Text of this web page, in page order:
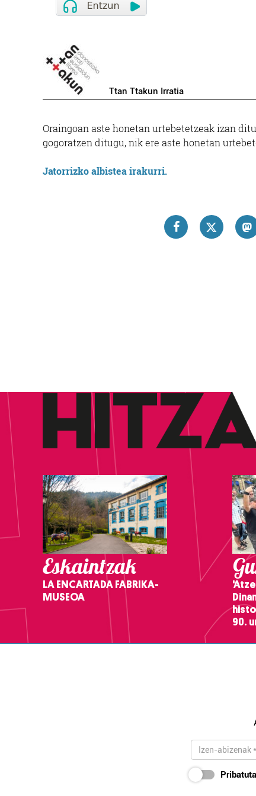
Ttan Ttakun Irratia
Oraingoan aste honetan urtebetetzeak izan
gogoratzen ditugu, nik ere aste honetan
Jatorrizko albistea irakurri.
Eskaintzak
LA ENCARTADA FABRIKA-
MUSEOA
90.